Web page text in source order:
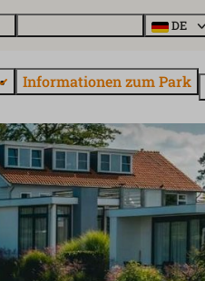
DE
Informationen zum Park